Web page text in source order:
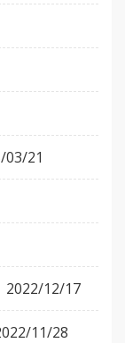
03/21
2022/12/17
11/28